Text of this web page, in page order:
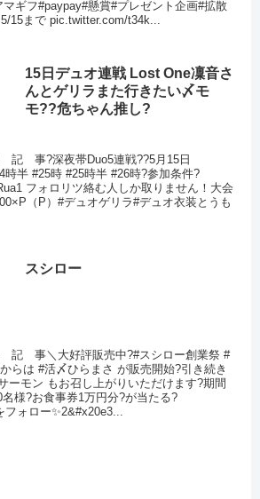
ギフ#paypay#懸賞#プレゼント企画#拡散
15まで pic.twitter.com/t34k...
15日デュオ連戦 Lost One凜音さ
んとゲリラまた行きたい〆モ
モ??危ちゃん推し?
記 事?深夜帯Duo5連戦??5月15日
時半 #25時 #25時半 #26時?参加条件?
フォロリツ絡む人しか取りません！大会
（P）#デュオゲリラ#デュオ衣装とうも
スシロー
記 事＼大好評販売中?#スシロー創業祭 #
らは #活〆ひらまさ が販売開始?引き続き
ーモン もお召し上がりいただけます?期間
様?お食事券1万円分?が当たる?
ォロー✨2&#x20e3...